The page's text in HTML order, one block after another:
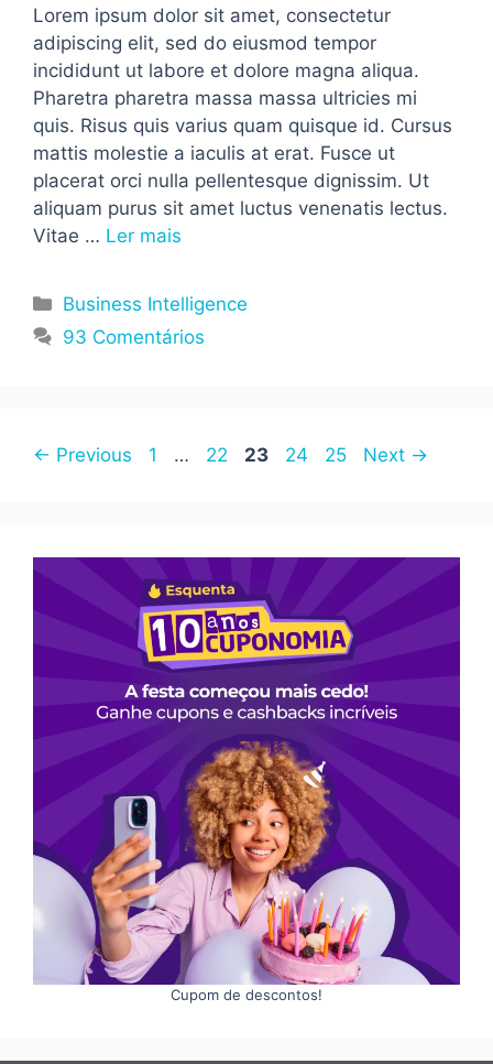
Lorem ipsum dolor sit amet, consectetur
adipiscing elit, sed do eiusmod tempor
incididunt ut labore et dolore magna aliqua.
Pharetra pharetra massa massa ultricies mi
quis. Risus quis varius quam quisque id. Cursus
mattis molestie a iaculis at erat. Fusce ut
placerat orci nulla pellentesque dignissim. Ut
aliquam purus sit amet luctus venenatis lectus.
Vitae … Ler mais
Categorias
Business Intelligence
93 Comentários
← Previous Page
1 … Page
22 Page
23 Page
24 Page
25 Next →
Cupom de descontos!